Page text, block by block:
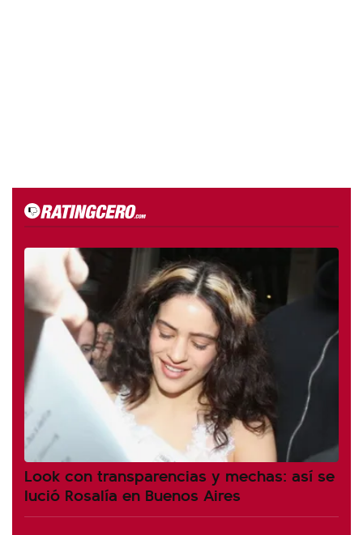
Look con transparencias y mechas: así se
lució Rosalía en Buenos Aires